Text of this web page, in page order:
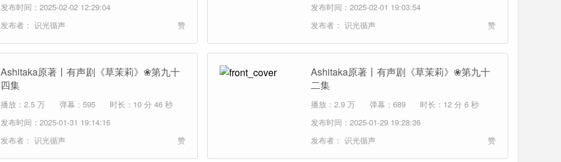
发布时间：2025-02-02 12:29:04
发布者： 识光循声 赞
发布时间：2025-02-01 19:03:54
发布者： 识光循声 赞
Ashitaka原著丨有声剧《草茉莉》❀第九十
四集
播放：2.5 万 弹幕：595
时长：10 分 46 秒
发布时间：2025-01-31 19:14:16
发布者： 识光循声 赞
Ashitaka原著丨有声剧《草茉莉》❀第九十
二集
播放：2.9 万 弹幕：689
时长：12 分 6 秒
发布时间：2025-01-29 19:28:36
发布者： 识光循声 赞